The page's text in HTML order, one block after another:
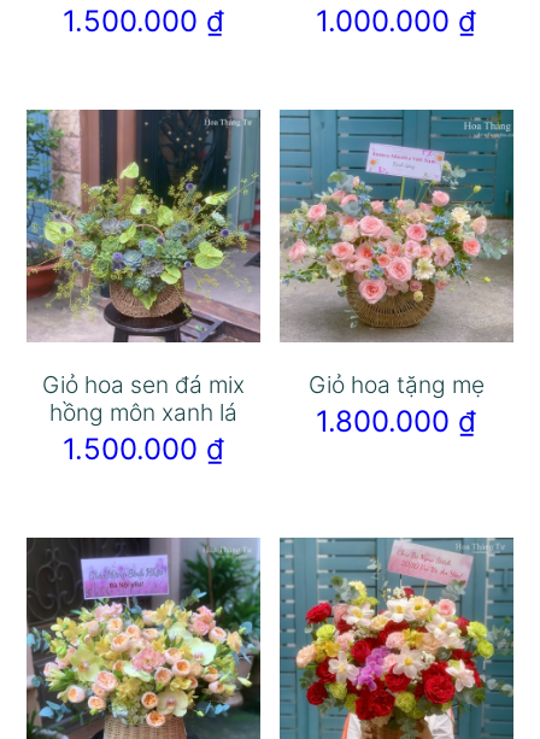
1.500.000 ₫ 1.000.000 ₫
Giỏ hoa sen đá mix
hồng môn xanh lá
1.500.000 ₫
Giỏ hoa tặng mẹ
1.800.000 ₫